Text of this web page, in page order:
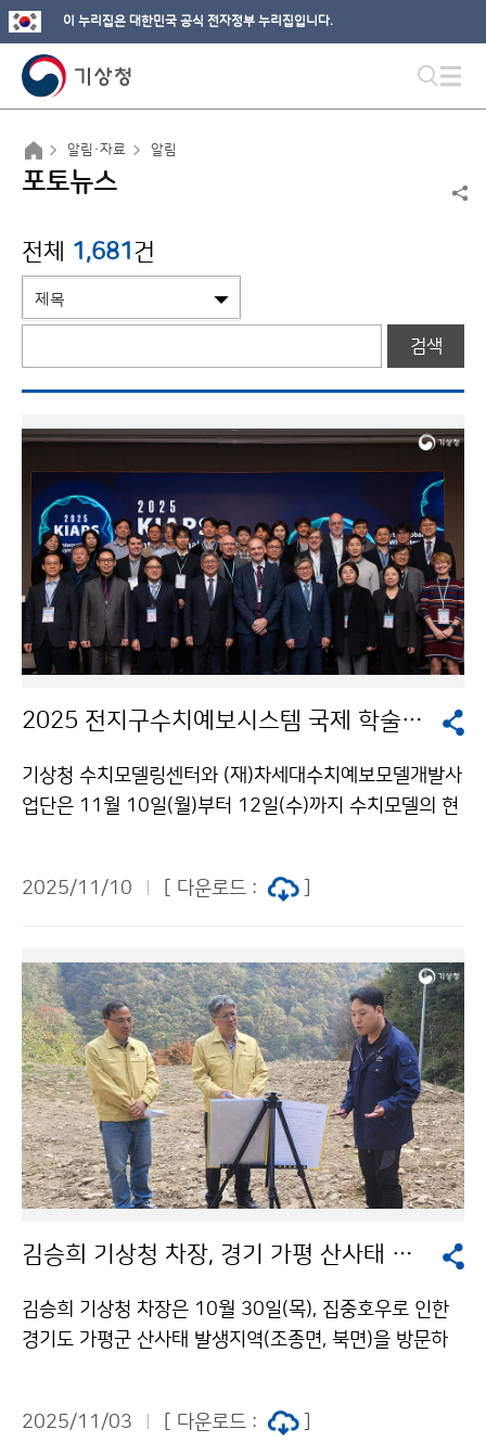
이 누리집은 대한민국 공식 전자정부 누리집입니다.
알림·자료 알림
포토뉴스
전체 1,681건
검색
2025 전지구수치예보시스템 국제 학술회의(KIAPS)
기상청 수치모델링센터와 (재)차세대수치예보모델개발사
업단은 11월 10일(월)부터 12일(수)까지 수치모델의 현
번 학술회의에는 우리나라를 비롯해 세계 최고 수준의 수
문가들이 참석하여 최신 연구 결과 발표와 기상 예측 기술
향상을 논의할 예정이다.
2025/11/10 [ 다운로드 :
김승희 기상청 차장, 경기 가평 산사태 발생지역 현장 방문
김승희 기상청 차장은 10월 30일(목), 집중호우로 인한
경기도 가평군 산사태 발생지역(조종면, 북면)을 방문하
2025/11/03
[ 다운로드 :